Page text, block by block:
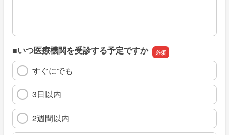
■いつ医療機関を受診する予定ですか
すぐにでも
3日以内
2週間以内